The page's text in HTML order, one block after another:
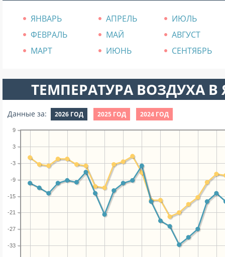
ЯНВАРЬ АПРЕЛЬ
ИЮЛЬ
ФЕВРАЛЬ
МАЙ
АВГУСТ
МАРТ
ИЮНЬ СЕНТЯБРЬ
ТЕМПЕРАТУРА ВОЗДУХА В
Данные за: 2026 ГОД 2025 ГОД 2024 ГОД
-33
-27
-21
-15
-9
-3
3
9